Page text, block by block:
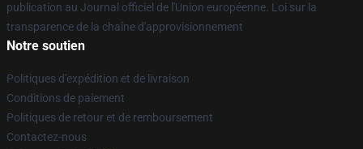
publication au Journal officiel de l'Union européenne. Loi sur la
transparence de la chaîne d'approvisionnement
Notre soutien
Politiques d'expédition et de livraison
Conditions de paiement
Politiques de retour et de remboursement
Contactez-nous